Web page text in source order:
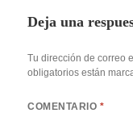
Deja una
Tu dirección de correo
obligatorios están
COMENTARIO *